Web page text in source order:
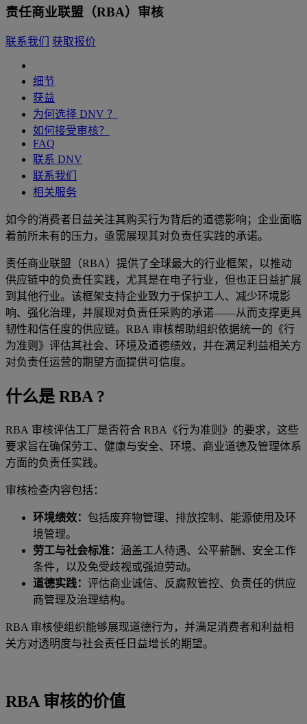
责任商业联盟（RBA）审核
联系我们 获取报价
细节
获益
为何选择 DNV ？
如何接受审核？
FAQ
联系 DNV
联系我们
相关服务
如今的消费者日益关注其购买行为背后的道德影响；企业面临
着前所未有的压力，亟需展现其对负责任实践的承诺。
责任商业联盟（RBA）提供了全球最大的行业框架，以推动
供应链中的负责任实践，尤其是在电子行业，但也正日益扩展
到其他行业。该框架支持企业致力于保护工人、减少环境影
响、强化治理，并展现对负责任采购的承诺——从而支撑更具
韧性和信任度的供应链。 RBA 审核帮助组织依据统一的《行
为准则》评估其社会、环境及道德绩效，并在满足利益相关方
对负责任运营的期望方面提供可信度。
什么是 RBA ?
RBA 审核评估工厂是否符合 RBA 《行为准则》的要求，这些
要求旨在确保劳工、健康与安全、环境、商业道德及管理体系
方面的负责任实践。
审核检查内容包括：
环境绩效： 包括废弃物管理、排放控制、能源使用及环
境管理。
劳工与社会标准： 涵盖工人待遇、公平薪酬、安全工作
条件，以及免受歧视或强迫劳动。
道德实践： 评估商业诚信、反腐败管控、负责任的供应
商管理及治理结构。
RBA 审核使组织能够展现道德行为，并满足消费者和利益相
关方对透明度与社会责任日益增长的期望。
RBA 审核的价值